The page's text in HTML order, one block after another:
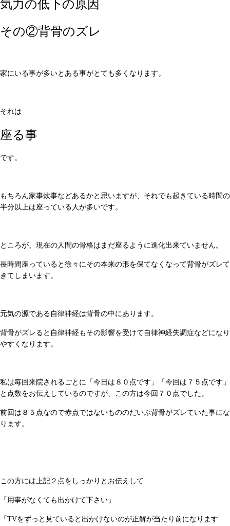
気力の低下の原因
その②背骨のズレ
家にいる事が多いとある事がとても多くなります。
それは
座る事
です。
もちろん家事炊事などあるかと思いますが、それでも起きている時間の
半分以上は座っている人が多いです。
ところが、現在の人間の骨格はまだ座るように進化出来ていません。
長時間座っていると徐々にその本来の形を保てなくなって背骨がズレて
きてしまいます。
元気の源である自律神経は背骨の中にあります。
背骨がズレると自律神経もその影響を受けて自律神経失調症などになり
やすくなります。
私は毎回来院されるごとに「今日は８０点です」「今回は７５点です」
と点数をお伝えしているのですが、この方は今回７０点でした。
前回は８５点なので赤点ではないもののだいぶ背骨がズレていた事にな
ります。
この方には上記２点をしっかりとお伝えして
「用事がなくても出かけて下さい」
「TVをずっと見ていると出かけないのが正解が当たり前になります